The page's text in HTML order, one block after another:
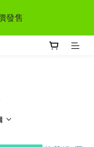
單可享用, 不可與其
）
發售
單可享用, 不可與其
）